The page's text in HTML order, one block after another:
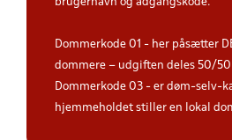
Dommerkode 01 - her påsætter
dommere – udgiften deles 50/
Dommerkode 03 - er døm-selv-
hjemmeholdet stiller en lokal